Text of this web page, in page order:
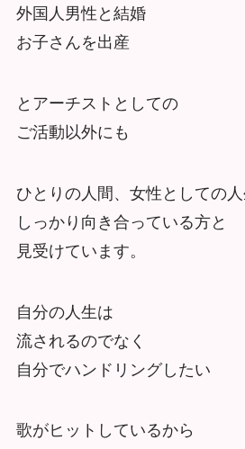
外国人男性と結婚
お子さんを出産
とアーチストとしての
ご活動以外にも
ひとりの人間、女性としての
しっかり向き合っている方と
見受けています。
自分の人生は
流されるのでなく
自分でハンドリングしたい
歌がヒットしているから